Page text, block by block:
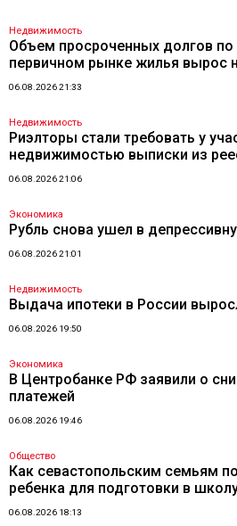
Недвижимость
Объем просроченных долгов по
первичном рынке жилья вырос
06.08.2026 21:33
Недвижимость
Риэлторы стали требовать у
недвижимостью выписки из
06.08.2026 21:06
Экономика
Рубль снова ушел в
06.08.2026 21:01
Недвижимость
Выдача ипотеки в России
06.08.2026 19:50
Экономика
В Центробанке РФ заявили о
платежей
06.08.2026 19:46
Общество
Как севастопольским семьям
ребенка для подготовки в
06.08.2026 18:13